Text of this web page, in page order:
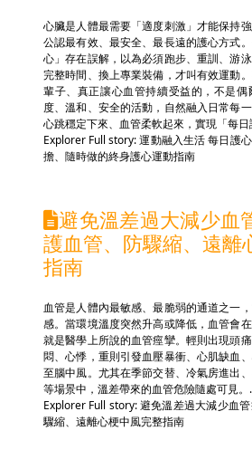
心臟是人體最需要「適度刺激」才能保持
公認最有效、最安全、最長遠的護心方式
心」存在誤解，以為必須跑步、重訓、游
完整時間、換上專業裝備，才叫有效運動
輩子、真正讓心血管持續受益的，不是
度、溫和、安全的活動，自然融入日常每一
心跳穩定下來、血管柔軟起來，實現「每
Explorer Full story: 運動融入生活 每日護
擔、隨時做的終身護心運動指南
避免溫差過大減少血
護血管、防驟縮、遠離
指南
血管是人體內最敏感、最脆弱的通道之一
感。當環境溫度突然升高或降低，血管會
就是醫學上所說的血管痙攣。輕則出現頭
悶、心悸，重則引發血壓暴衝、心肌缺血
至腦中風。尤其在季節交替、冷氣房進出
等場景中，溫差帶來的血管危險隨處可見。
Explorer Full story: 避免溫差過大減少血
驟縮、遠離心梗中風完整指南